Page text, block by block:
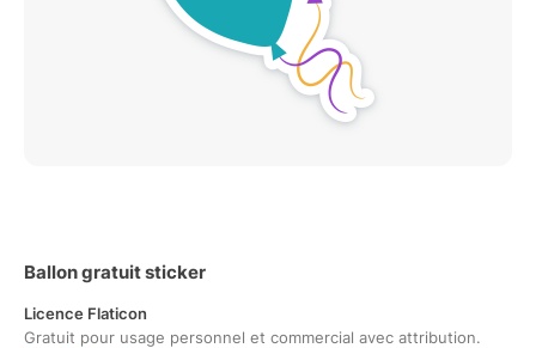
Ballon gratuit sticker
Licence Flaticon
Gratuit pour usage personnel et commercial avec attribution.